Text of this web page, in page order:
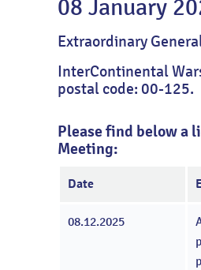
08 January
Extraordinary
InterContinental
postal code: 00-125.
Please find below a
Meeting:
Date
08.12.2025